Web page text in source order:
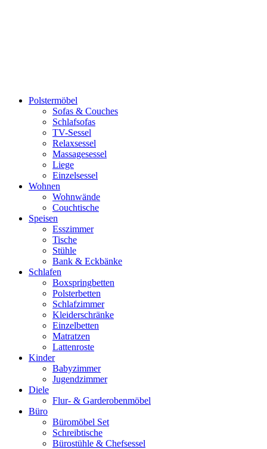
Polstermöbel
Sofas & Couches
Schlafsofas
TV-Sessel
Relaxsessel
Massagesessel
Liege
Einzelsessel
Wohnen
Wohnwände
Couchtische
Speisen
Esszimmer
Tische
Stühle
Bank & Eckbänke
Schlafen
Boxspringbetten
Polsterbetten
Schlafzimmer
Kleiderschränke
Einzelbetten
Matratzen
Lattenroste
Kinder
Babyzimmer
Jugendzimmer
Diele
Flur- & Garderobenmöbel
Büro
Büromöbel Set
Schreibtische
Bürostühle & Chefsessel